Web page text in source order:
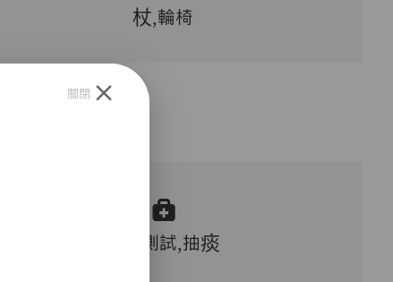
杖,輪椅
血糖測試,抽痰
關閉